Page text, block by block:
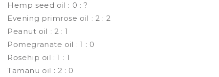
Hemp seed oil : 0 : ?
Evening primrose oil : 2 : 2
Peanut oil : 2 : 1
Pomegranate oil : 1 : 0
Rosehip oil : 1 : 1
Tamanu oil : 2 : 0